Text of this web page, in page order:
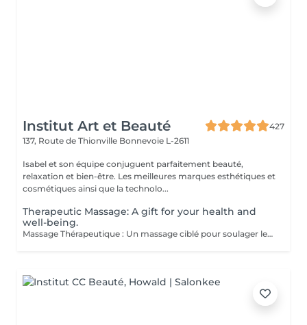
Institut Art et Beauté
427
137, Route de Thionville Bonnevoie L-2611
Isabel et son équipe conjuguent parfaitement beauté,
relaxation et bien-être. Les meilleures marques esthétiques et
cosmétiques ainsi que la technolo...
Therapeutic Massage: A gift for your health and
well-being.
Massage Thérapeutique : Un massage ciblé pour soulager les tensions musculaires, réduire le stress, et rééquilibrer votre corps. Soulagement des Douleurs Musculaires : Les techniques de massage ciblent les zones de tension pour libérer les nuds musculaires et améliorer la flexibilité. Réduction du Stress : Les massages aident à abaisser les niveaux de cortisol, l'hormone du stress, ce qui favorise la détente et une meilleure gestion du stress. Amélioration du Bien-être Général : Ils stimulent la circulation sanguine, renforcent le système immunitaire, et contribuent à un meilleur sommeil, ce qui mène à une vie plus équilibrée. Au-delà du physique, ces massages favorisent une sensation de paix intérieure et de clarté mentale. Praticiennes Qualifiées : Experts dans diverses techniques de massage. Traitements Personnalisés : Séances adaptées à vos besoins spécifiques. Ambiance Apaisante : Un environnement relaxant. Une nouvelle manière de prendre soin de vous.